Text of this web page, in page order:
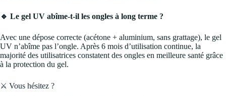
🔹 Le gel UV abîme-t-il les ongles à long terme ?
Avec une dépose correcte (acétone + aluminium, sans grattage), le gel
UV n’abîme pas l’ongle. Après 6 mois d’utilisation continue, la
majorité des utilisatrices constatent des ongles en meilleure santé grâce
à la protection du gel.
⚔️ Vous hésitez ?